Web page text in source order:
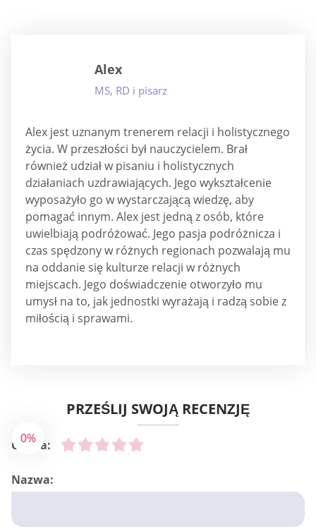
0%
Alex
MS, RD i pisarz
Alex jest uznanym trenerem relacji i holistycznego
życia. W przeszłości był nauczycielem. Brał
również udział w pisaniu i holistycznych
działaniach uzdrawiających. Jego wykształcenie
wyposażyło go w wystarczającą wiedzę, aby
pomagać innym. Alex jest jedną z osób, które
uwielbiają podróżować. Jego pasja podróżnicza i
czas spędzony w różnych regionach pozwalają mu
na oddanie się kulturze relacji w różnych
miejscach. Jego doświadczenie otworzyło mu
umysł na to, jak jednostki wyrażają i radzą sobie z
miłością i sprawami.
PRZEŚLIJ SWOJĄ RECENZJĘ
Ocena:
Nazwa: